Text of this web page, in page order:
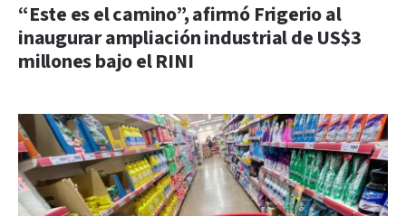
“Este es el camino”, afirmó Frigerio al
inaugurar ampliación industrial de US$3
millones bajo el RINI